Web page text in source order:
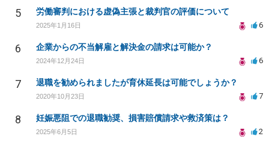
5 労働審判における虚偽主張と裁判官の評価について
2025年1月16日 6
6 企業からの不当解雇と解決金の請求は可能か？
2024年12月24日 6
7 退職を勧められましたが育休延長は可能でしょうか？
2020年10月23日 7
8 妊娠悪阻での退職勧奨、損害賠償請求や救済策は？
2025年6月5日 2